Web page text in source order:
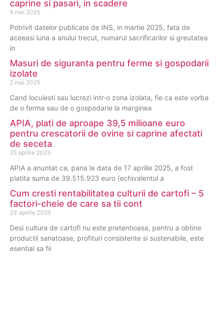
caprine si pasari, in scadere
9 mai 2025
Potrivit datelor publicate de INS, in martie 2025, fata de
aceeasi luna a anului trecut, numarul sacrificarilor si greutatea
in
Masuri de siguranta pentru ferme si gospodarii
izolate
2 mai 2025
Cand locuiesti sau lucrezi intr-o zona izolata, fie ca este vorba
de o ferma sau de o gospodarie la marginea
APIA, plati de aproape 39,5 milioane euro
pentru crescatorii de ovine si caprine afectati
de seceta
25 aprilie 2025
APIA a anuntat ca, pana la data de 17 aprilie 2025, a fost
platita suma de 39.515.923 euro (echivalentul a
Cum cresti rentabilitatea culturii de cartofi – 5
factori-cheie de care sa tii cont
23 aprilie 2025
Desi cultura de cartofi nu este pretentioasa, pentru a obtine
productii sanatoase, profituri consistente si sustenabile, este
esential sa fii